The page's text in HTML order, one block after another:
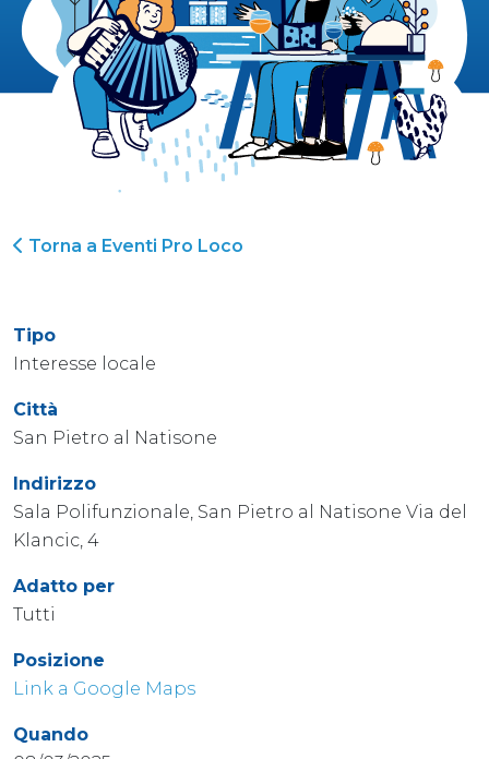
Torna a Eventi Pro Loco
Tipo
Interesse locale
Città
San Pietro al Natisone
Indirizzo
Sala Polifunzionale, San Pietro al Natisone Via del
Klancic, 4
Adatto per
Tutti
Posizione
Link a Google Maps
Quando